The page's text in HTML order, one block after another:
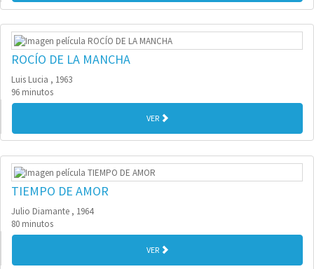
ROCÍO DE LA MANCHA
Luis Lucia , 1963
96 minutos
VER
TIEMPO DE AMOR
Julio Diamante , 1964
80 minutos
VER